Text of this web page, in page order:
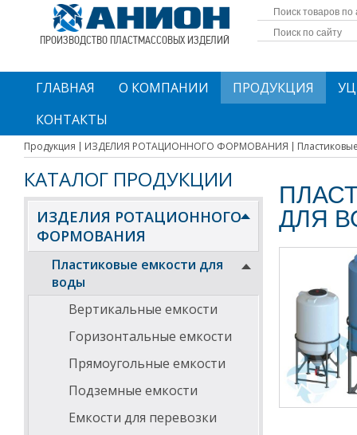
ПРОИЗВОДСТВО ПЛАСТМАССОВЫХ ИЗДЕЛИЙ
ГЛАВНАЯ О КОМПАНИИ ПРОДУКЦИЯ
КОНТАКТЫ
Продукция ИЗДЕЛИЯ РОТАЦИОННОГО ФОРМОВАНИЯ
КАТАЛОГ ПРОДУКЦИИ
ИЗДЕЛИЯ РОТАЦИОННОГО
ФОРМОВАНИЯ
Пластиковые емкости для
воды
Вертикальные емкости
Горизонтальные емкости
Прямоугольные емкости
Подземные емкости
Емкости для перевозки
ДЛЯ